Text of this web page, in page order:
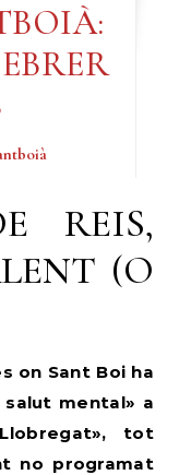
REIS,
(O
on Sant Boi ha
mental» a
tot
no programat